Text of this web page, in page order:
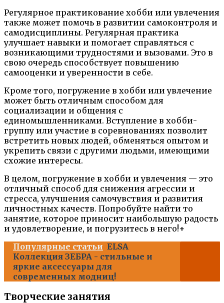
Регулярное практикование хобби или увлечения
также может помочь в развитии самоконтроля и
самодисциплины. Регулярная практика
улучшает навыки и помогает справляться с
возникающими трудностями и вызовами. Это в
свою очередь способствует повышению
самооценки и уверенности в себе.
Кроме того, погружение в хобби или увлечение
может быть отличным способом для
социализации и общения с
единомышленниками. Вступление в хобби-
группу или участие в соревнованиях позволит
встретить новых людей, обменяться опытом и
укрепить связи с другими людьми, имеющими
схожие интересы.
В целом, погружение в хобби и увлечения — это
отличный способ для снижения агрессии и
стресса, улучшения самочувствия и развития
личностных качеств. Попробуйте найти то
занятие, которое приносит наибольшую радость
и удовлетворение, и погрузитесь в него!+
Популярные статьи ELSA
Коллекция ЗЕБРА - стильные и
яркие аксессуары для
современных модниц!
Творческие занятия